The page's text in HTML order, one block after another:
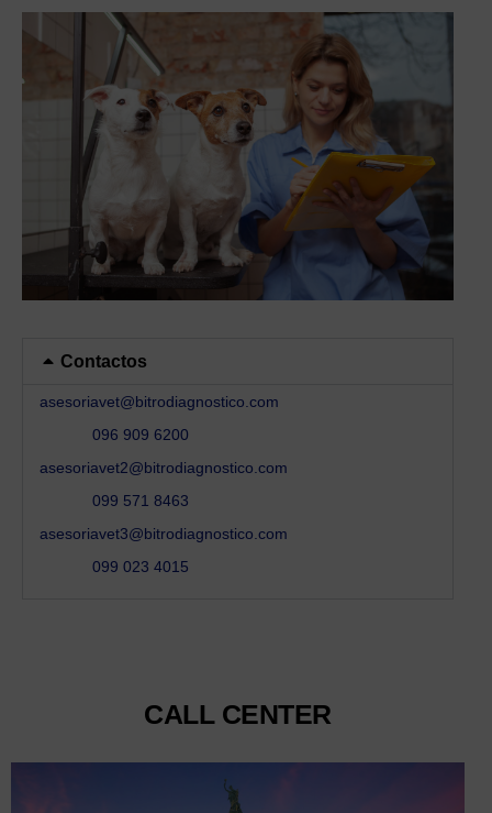
Contactos
asesoriavet@bitrodiagnostico.com
096 909 6200
asesoriavet2@bitrodiagnostico.com
099 571 8463
asesoriavet3@bitrodiagnostico.com
099 023 4015
CALL CENTER